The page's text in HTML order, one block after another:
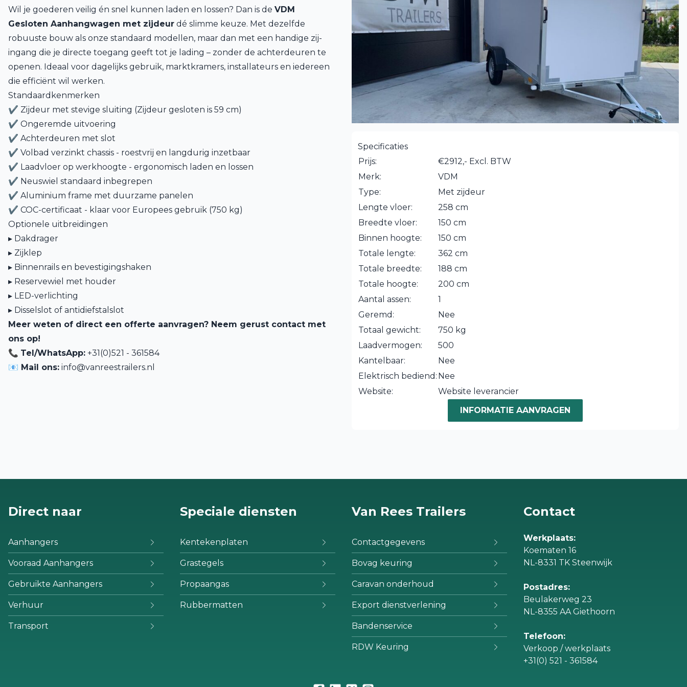
Wil je goederen veilig én snel kunnen laden en lossen? Dan is de VDM
Gesloten Aanhangwagen met zijdeur dé slimme keuze. Met dezelfde
robuuste bouw als onze standaard modellen, maar dan met een handige zij-
ingang die je directe toegang geeft tot je lading – zonder de achterdeuren te
openen. Ideaal voor dagelijks gebruik, marktkramers, installateurs en iedereen
die efficiënt wil werken.
Standaardkenmerken
✔ Zijdeur met stevige sluiting (Zijdeur gesloten is 59 cm)
✔ Ongeremde uitvoering
✔ Achterdeuren met slot
✔ Volbad verzinkt chassis - roestvrij en langdurig inzetbaar
✔ Laadvloer op werkhoogte - ergonomisch laden en lossen
✔ Neuswiel standaard inbegrepen
✔ Aluminium frame met duurzame panelen
✔ COC-certificaat - klaar voor Europees gebruik (750 kg)
Optionele uitbreidingen
▸ Dakdrager
▸ Zijklep
▸ Binnenrails en bevestigingshaken
▸ Reservewiel met houder
▸ LED-verlichting
▸ Disselslot of antidiefstalslot
Meer weten of direct een offerte aanvragen? Neem gerust contact met
ons op!
📞 Tel/WhatsApp: +31(0)521 - 361584
📧 Mail ons: info@vanreestrailers.nl
Specificaties
Prijs:
€2912,- Excl. BTW
Merk:
VDM
Type:
Met zijdeur
Lengte vloer:
258 cm
Breedte vloer:
150 cm
Binnen hoogte:
150 cm
Totale lengte:
362 cm
Totale breedte:
188 cm
Totale hoogte:
200 cm
Aantal assen:
1
Geremd:
Nee
Totaal gewicht:
750 kg
Laadvermogen:
500
Kantelbaar:
Nee
Elektrisch bediend: Nee
Website:
Website leverancier
INFORMATIE AANVRAGEN
Direct naar
Aanhangers
Vooraad Aanhangers
Gebruikte Aanhangers
Verhuur
Transport
Speciale diensten
Kentekenplaten
Grastegels
Propaangas
Rubbermatten
Van Rees Trailers
Contactgegevens
Bovag keuring
Caravan onderhoud
Export dienstverlening
Bandenservice
RDW Keuring
Contact
Werkplaats:
Koematen 16
NL-8331 TK Steenwijk
Postadres:
Beulakerweg 23
NL-8355 AA Giethoorn
Telefoon:
Verkoop / werkplaats
+31(0) 521 - 361584